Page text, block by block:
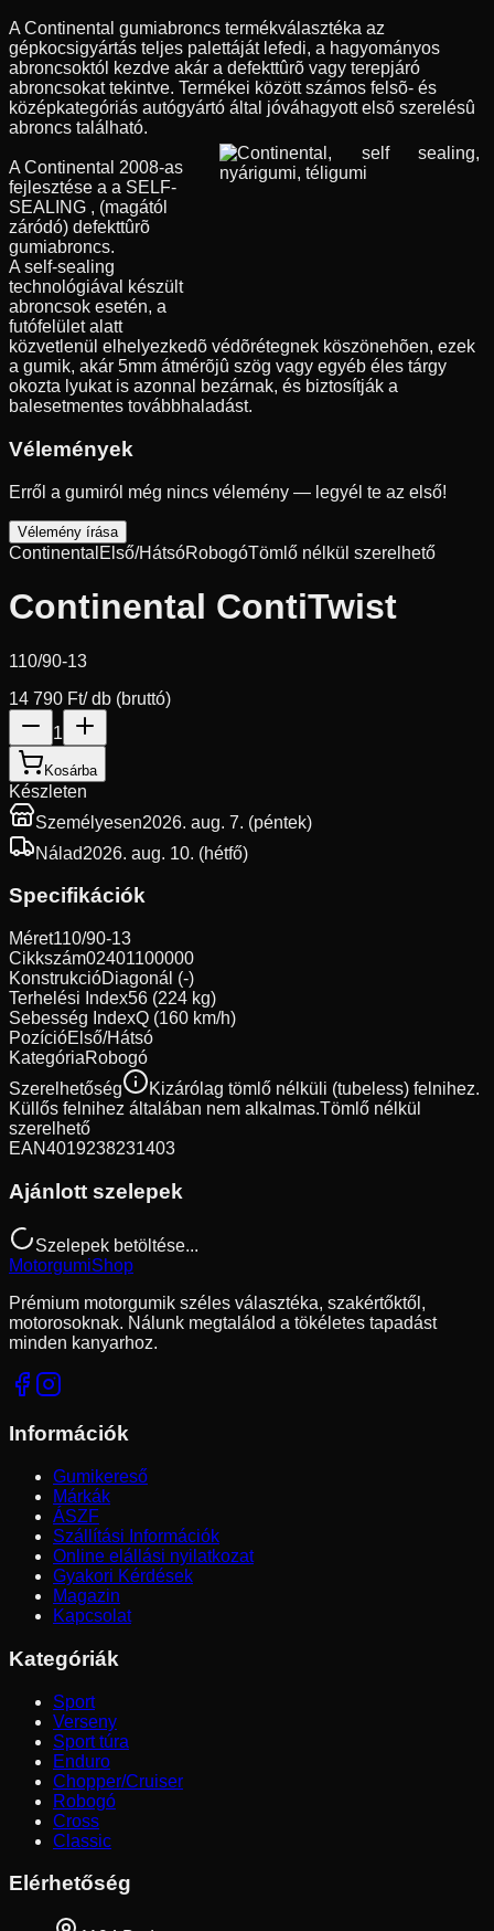
A Continental gumiabroncs termékválasztéka az
gépkocsigyártás teljes palettáját lefedi, a hagyományos
abroncsoktól kezdve akár a defekttûrõ vagy terepjáró
abroncsokat tekintve. Termékei között számos felsõ- és
középkategóriás autógyártó által jóváhagyott elsõ szerelésû
abroncs található.
A Continental 2008-as
fejlesztése a a SELF-
SEALING , (magától
záródó) defekttûrõ
gumiabroncs.
A self-sealing
technológiával készült
abroncsok esetén, a
futófelület alatt
közvetlenül elhelyezkedõ védõrétegnek köszönehõen, ezek
a gumik, akár 5mm átmérõjû szög vagy egyéb éles tárgy
okozta lyukat is azonnal bezárnak, és biztosítják a
balesetmentes továbbhaladást.
Vélemények
Erről a gumiról még nincs vélemény — legyél te az első!
Vélemény írása
Continental Első/HátsóRobogóTömlő nélkül szerelhető
Continental ContiTwist
110/90-13
14 790 Ft/ db (bruttó)
1
Kosárba
Készleten
Személyesen2026. aug. 7. (péntek)
Nálad2026. aug. 10. (hétfő)
Specifikációk
Méret110/90-13
Cikkszám02401100000
KonstrukcióDiagonál (-)
Terhelési Index56 (224 kg)
Sebesség IndexQ (160 km/h)
PozícióElső/Hátsó
KategóriaRobogó
Szerelhetőség
Kizárólag tömlő nélküli (tubeless) felnihez.
Küllős felnihez általában nem alkalmas.Tömlő nélkül
szerelhető
EAN4019238231403
Ajánlott szelepek
Szelepek betöltése...
MotorgumiShop
Prémium motorgumik széles választéka, szakértőktől,
motorosoknak. Nálunk megtalálod a tökéletes tapadást
minden kanyarhoz.
Információk
Gumikereső
Márkák
ÁSZF
Szállítási Információk
Online elállási nyilatkozat
Gyakori Kérdések
Magazin
Kapcsolat
Kategóriák
Sport
Verseny
Sport túra
Enduro
Chopper/Cruiser
Robogó
Cross
Classic
Elérhetőség